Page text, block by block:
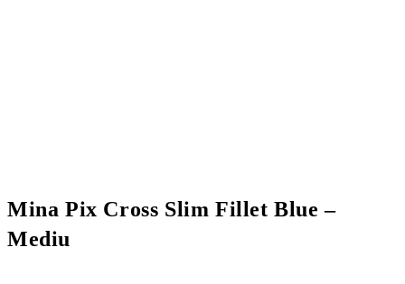
Mina Pix Cross Slim Fillet Blue –
Mediu